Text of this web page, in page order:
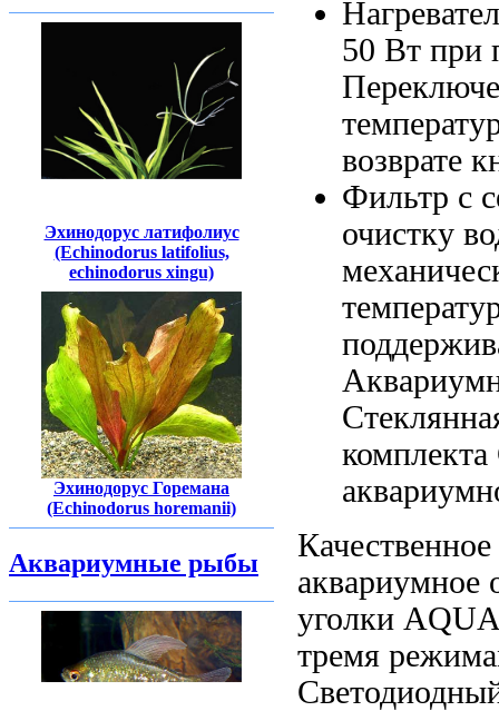
Эхинодорус латифолиус
(Echinodorus latifolius,
echinodorus xingu)
Эхинодорус Горемана
(Echinodorus horemanii)
Аквариумные рыбы
50 Вт при
возврате
Фильтр с
очистку
аквариумное
уголки
тремя